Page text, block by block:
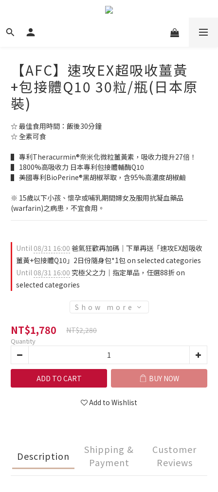
【AFC】速攻EX超吸收薑黃
+包接體Q10 30粒/瓶(日本原
裝)
☆ 最佳食用時間：飯後30分鐘
☆ 全素可食
▌ 專利Theracurmin®奈米化微粒薑黃素，吸收力提升27倍！
▌ 1800%高吸收力 日本專利包接體輔酶Q10
▌ 美國專利BioPerine®黑胡椒萃取，含95%高濃度胡椒鹼
※ 15歲以下小孩、懷孕或哺乳期間婦女及服用抗凝血藥品
(warfarin)之病患，不宜食用。
Until08/31 16:00 爸氣狂歡再加碼｜下單再送「速攻EX超吸收
薑黃+包接體Q10」2日份隨身包*1包 on selected categories
Until08/31 16:00 究極父之力｜指定單品，任選88折 on
selected categories
Show more
NT$1,780 NT$2,280
Quantity
ADD TO CART BUY NOW
Add to Wishlist
Description
Shipping &
Payment
Customer
Reviews